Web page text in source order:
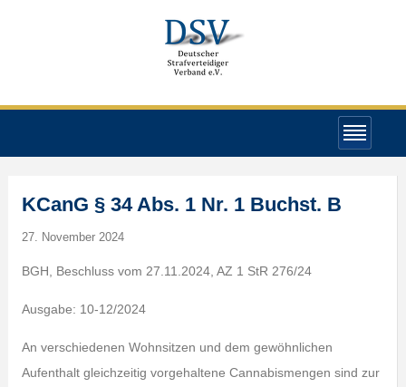
KCanG § 34 Abs. 1 Nr. 1 Buchst. B
27. November 2024
BGH, Beschluss vom 27.11.2024, AZ 1 StR 276/24
Ausgabe: 10-12/2024
An verschiedenen Wohnsitzen und dem gewöhnlichen
Aufenthalt gleichzeitig vorgehaltene Cannabismengen sind zur